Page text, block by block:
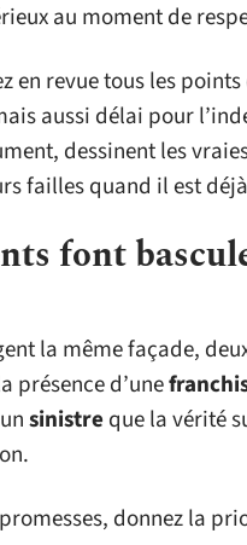
au moment de
en revue tous les
aussi délai pour
dessinent les
failles quand il est
font
la même façade,
présence d’une
sinistre que la vérité
donnez la